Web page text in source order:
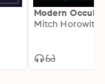
Modern
Mitch Horowitz